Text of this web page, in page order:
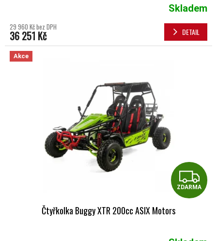
Skladem
29 960 Kč bez DPH
36 251 Kč DETAIL
Akce
ZDARMA
Čtyřkolka Buggy XTR 200cc ASIX Motors